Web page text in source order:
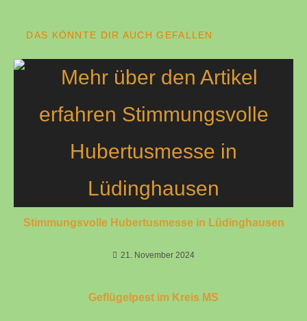
DAS KÖNNTE DIR AUCH GEFALLEN
Stimmungsvolle Hubertusmesse in Lüdinghausen
21. November 2024
Geflügelpest im Kreis MS